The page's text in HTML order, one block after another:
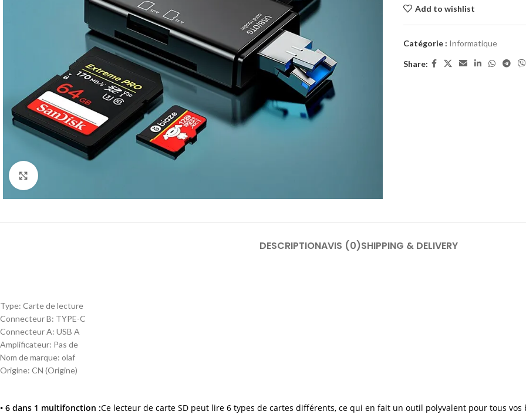
Add to wishlist
Catégorie : Informatique
Share:
DESCRIPTIONAVIS (0)SHIPPING & DELIVERY
Type: Carte de lecture
Connecteur B: TYPE-C
Connecteur A: USB A
Amplificateur: Pas de
Nom de marque: olaf
Origine: CN (Origine)
• 6 dans 1 multifonction :Ce lecteur de carte SD peut lire 6 types de cartes différents, ce qui en fait un outil polyvalent pour tous vos